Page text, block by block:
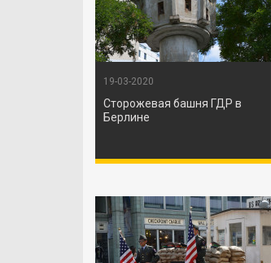
19-03-2020
Сторожевая башня ГДР в
Берлине